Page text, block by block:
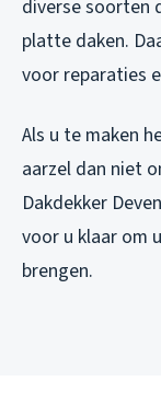
diverse soorten
platte daken.
voor reparaties
Als u te maken
aarzel dan niet
Dakdekker
voor u klaar om
brengen.